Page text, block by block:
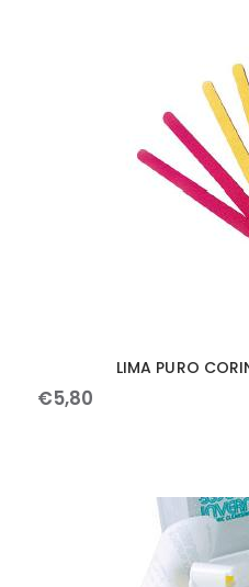
LIMA PURO
€5,80